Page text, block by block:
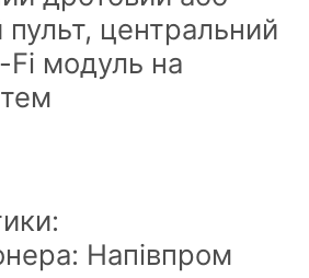
центральний
Fi модуль на
Напівпром